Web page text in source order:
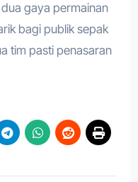
gaya permainan
bagi publik sepak
tim pasti penasaran